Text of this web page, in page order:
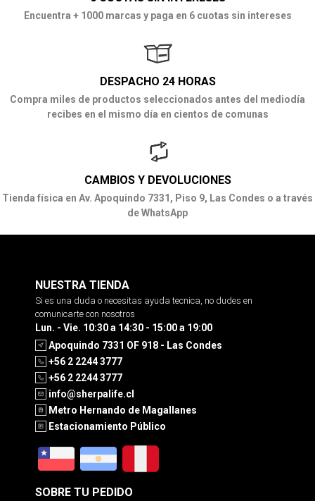
Encuentra + 1000 marcas y paga en 6 cuotas sin intereses
DESPACHO 24 HORAS
Compra miles de productos seleccionados antes del mediodía
recibes en el mismo día en cientos de comunas
CAMBIOS Y DEVOLUCIONES
Tienda física en Av. Apoquindo 7331, Piso 9, Las Condes o a través
de WhatsApp
NUESTRA TIENDA
Si es una duda o necesitas ayuda tecnica, no dudes en
comunicarte con nosotros
Lun. - Vie. 10:30 a 14:30 - 15:00 a 19:00
Apoquindo 7331 OF 918 - Las Condes
+56 2 2244 3777
+56 2 2244 3777
info@sherpalife.cl
Metro Hernando de Magallanes
Estacionamiento Público
SOBRE TU PEDIDO